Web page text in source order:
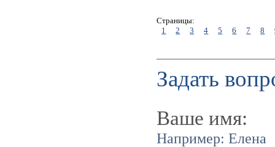
Страницы:
1
2 3 4 5 6 7 8
Задать
Ваше имя:
Например: Елена